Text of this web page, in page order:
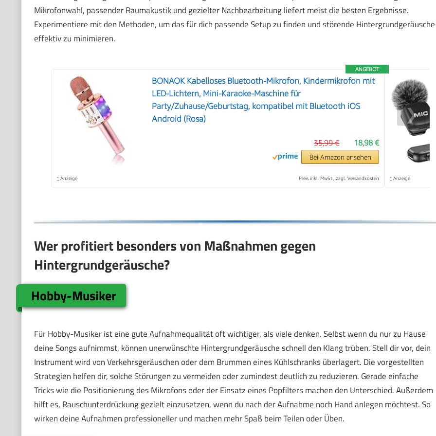
Mikrofonwahl, passender Raumakustik und gezielter Nachbearbeitung liefert meist die besten Ergebnisse.
Experimentiere mit den Methoden, um das für dich passende Setup zu finden und störende Hintergrundgeräusche
effektiv zu minimieren.
ANGEBOT
BONAOK Kabelloses Bluetooth-Mikrofon, Kindermikrofon mit
LED-Lichtern, Mini-Karaoke-Maschine für
Party/Zuhause/Geburtstag, kompatibel mit Bluetooth iOS
Android (Rosa)
18,98 €
35,99 €
Bei Amazon ansehen
* Anzeige Preis inkl. MwSt., zzgl. Versandkosten * Anzeige
❯
Wer profitiert besonders von Maßnahmen gegen
Hintergrundgeräusche?
Hobby-Musiker
Für Hobby-Musiker ist eine gute Aufnahmequalität oft wichtiger, als viele denken. Selbst wenn du nur zu Hause
deine Songs aufnimmst, können unerwünschte Hintergrundgeräusche schnell den Klang trüben. Stell dir vor, dein
Instrument wird von Verkehrsgeräuschen oder dem Brummen eines Kühlschranks überlagert. Die vorgestellten
Strategien helfen dir, solche Störungen zu vermeiden oder zumindest deutlich zu reduzieren. Gerade einfache
Tricks wie die Positionierung des Mikrofons oder der Einsatz eines Popfilters machen den Unterschied. Außerdem
hilft es, Rauschunterdrückung gezielt einzusetzen, wenn du nach der Aufnahme noch Hand anlegen möchtest. So
wirken deine Aufnahmen professioneller und machen mehr Spaß beim Teilen oder Üben.